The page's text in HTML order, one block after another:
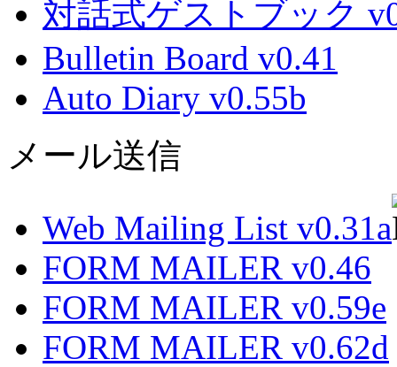
対話式ゲストブック
Bulletin Board v0.41
Auto Diary v0.55b
メール送信
Web Mailing List v0.31a
FORM MAILER v0.46
FORM MAILER v0.59e
FORM MAILER v0.62d